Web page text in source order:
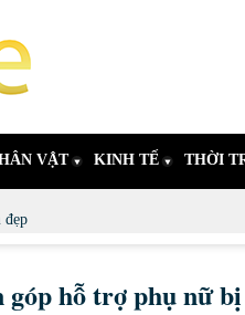
VẬT KINH TẾ THỜI
đẹp
góp hỗ trợ phụ nữ